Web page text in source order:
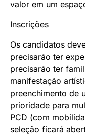
valor em um
Inscrições
Os candidatos
precisarão ter
precisarão ter
manifestação
preenchimento de
prioridade para
PCD (com
seleção ficará